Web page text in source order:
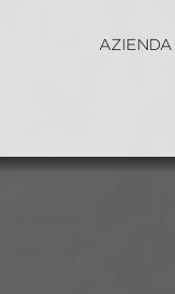
AZIENDA